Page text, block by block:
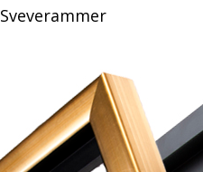
Sveverammer